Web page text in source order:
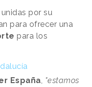
por su
para ofrecer una
para los
España, "estamos